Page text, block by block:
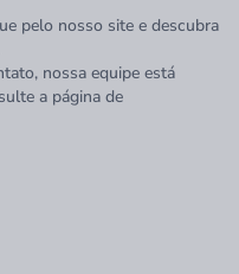
pelo nosso site e descubra
nossa equipe está
a página de